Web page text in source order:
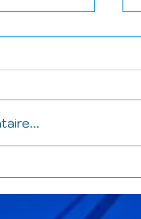
a été